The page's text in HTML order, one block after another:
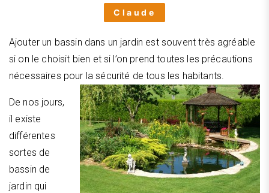
Claude
Ajouter un bassin dans un jardin est souvent très agréable
si on le choisit bien et si l’on prend toutes les précautions
nécessaires pour la sécurité de tous les habitants.
De nos jours,
il existe
différentes
sortes de
bassin de
jardin qui